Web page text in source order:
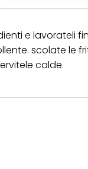
e lavorateli
scolate le
calde.
misurare e
collegata nel piè di
qualsiasi momento
collegata nel piè
periodo di
Se fai clic su